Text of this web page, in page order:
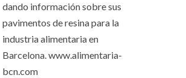
dando información sobre sus
pavimentos de resina para la
industria alimentaria en
Barcelona. www.alimentaria-
bcn.com